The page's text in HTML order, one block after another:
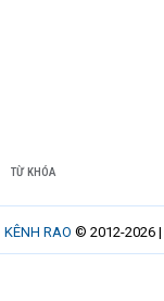
TỪ KHÓA
KÊNH RAO © 2012-2026 |